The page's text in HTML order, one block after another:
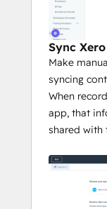
Sync
Make
syncing
When
app, that
shared with